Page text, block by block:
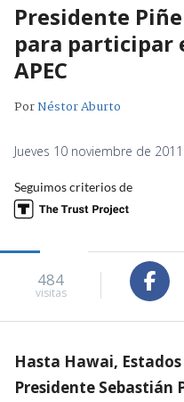
Presidente
para participar
APEC
PorNéstor Aburto
Jueves 10 noviembre de
Seguimos criterios de
484
visitas
Hasta Hawai,
Presidente Sebastián